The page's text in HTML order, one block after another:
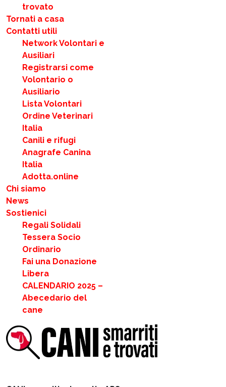
trovato
Tornati a casa
Contatti utili
Network Volontari e
Ausiliari
Registrarsi come
Volontario o
Ausiliario
Lista Volontari
Ordine Veterinari
Italia
Canili e rifugi
Anagrafe Canina
Italia
Adotta.online
Chi siamo
News
Sostienici
Regali Solidali
Tessera Socio
Ordinario
Fai una Donazione
Libera
CALENDARIO 2025 –
Abecedario del
cane